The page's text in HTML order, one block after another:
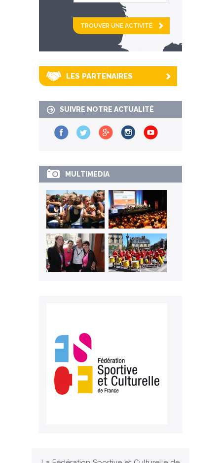
et
km alentour
LES PARTENAIRES
SUIVRE NOTRE ACTUALITÉ
MULTIMEDIA